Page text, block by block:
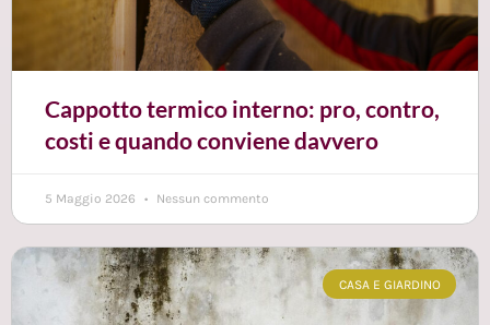
Cappotto termico interno: pro, contro,
costi e quando conviene davvero
5 Maggio 2026 Nessun commento
CASA E GIARDINO